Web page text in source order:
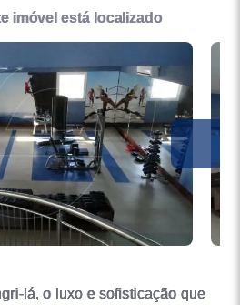
imóvel está localizado
lá, o luxo e sofisticação que